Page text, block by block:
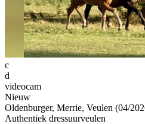
c
d
videocam
Nieuw
Oldenburger, Merrie, Veulen (04/
Authentiek dressuurveulen